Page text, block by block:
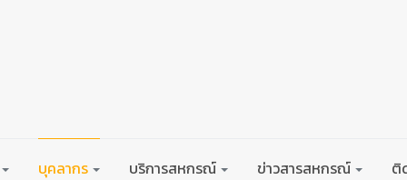
บุคลากร บริการสหกรณ์ ข่าวสารสหกรณ์ ติ